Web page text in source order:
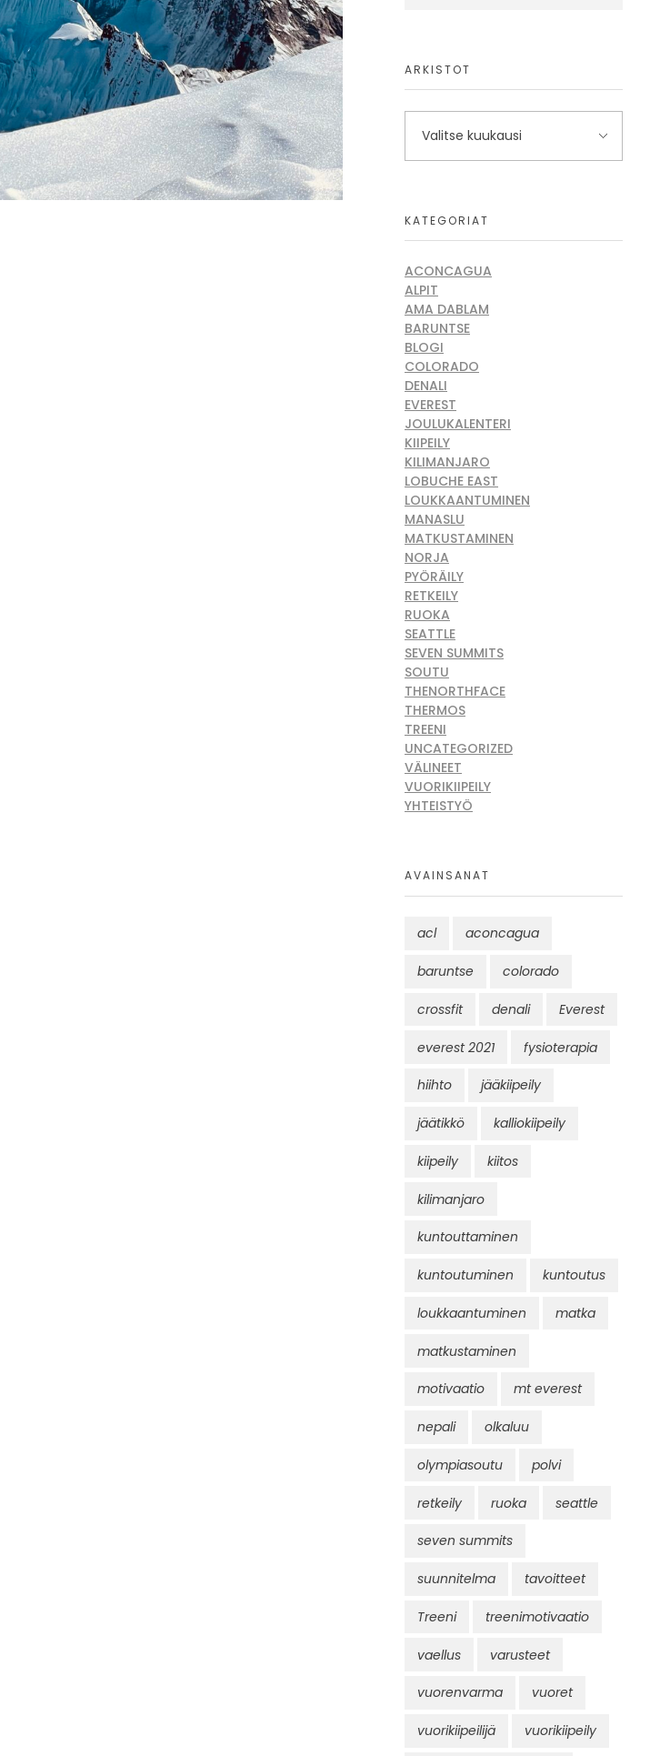
ARKISTOT
KATEGORIAT
ACONCAGUA
ALPIT
AMA DABLAM
BARUNTSE
BLOGI
COLORADO
DENALI
EVEREST
JOULUKALENTERI
KIIPEILY
KILIMANJARO
LOBUCHE EAST
LOUKKAANTUMINEN
MANASLU
MATKUSTAMINEN
NORJA
PYÖRÄILY
RETKEILY
RUOKA
SEATTLE
SEVEN SUMMITS
SOUTU
THENORTHFACE
THERMOS
TREENI
UNCATEGORIZED
VÄLINEET
VUORIKIIPEILY
YHTEISTYÖ
AVAINSANAT
acl aconcagua
baruntse colorado
crossfit denali Everest
everest 2021 fysioterapia
hiihto jääkiipeily
jäätikkö kalliokiipeily
kiipeily kiitos
kilimanjaro
kuntouttaminen
kuntoutuminen kuntoutus
loukkaantuminen matka
matkustaminen
motivaatio mt everest
nepali olkaluu
olympiasoutu polvi
retkeily ruoka seattle
seven summits
suunnitelma tavoitteet
Treeni treenimotivaatio
vaellus varusteet
vuorenvarma vuoret
vuorikiipeilijä vuorikiipeily